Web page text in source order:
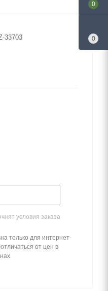
33703
условия заказа
только для интернет-
от цен в
0
0